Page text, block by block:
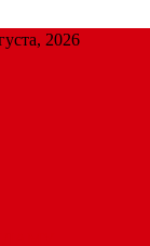
2026